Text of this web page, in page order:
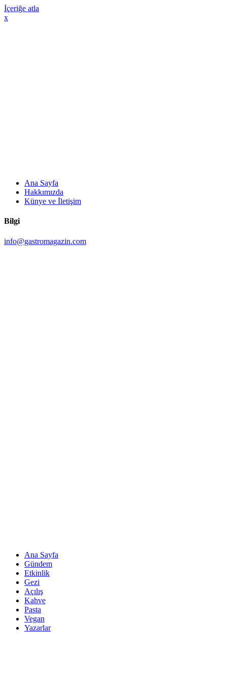
İçeriğe atla
x
Ana Sayfa
Hakkımızda
Künye ve İletişim
Bilgi
info@gastromagazin.com
Ana Sayfa
Gündem
Etkinlik
Gezi
Açılış
Kahve
Pasta
Vegan
Yazarlar